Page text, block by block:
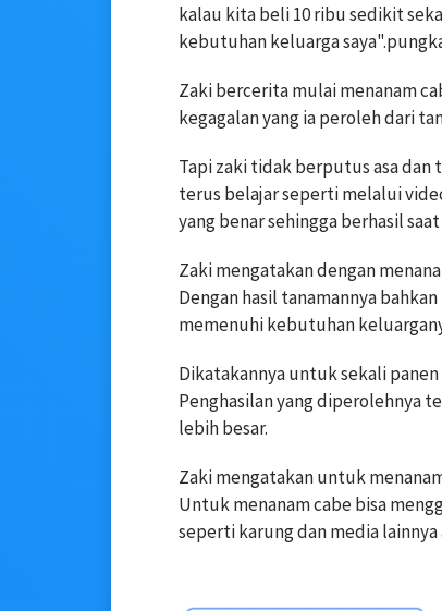
kalau kita beli 10 ribu sedikit
kebutuhan keluarga
Zaki bercerita mulai menanam
kegagalan yang ia peroleh dari
Tapi zaki tidak berputus asa dan
terus belajar seperti melalui
yang benar sehingga berhasil saat
Zaki mengatakan dengan
Dengan hasil tanamannya
memenuhi kebutuhan
Dikatakannya untuk sekali
Penghasilan yang diperolehnya
lebih besar.
Zaki mengatakan untuk
Untuk menanam cabe bisa
seperti karung dan media lainnya